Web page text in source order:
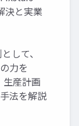
決と実業
して、
力を
生産計画
法を解説